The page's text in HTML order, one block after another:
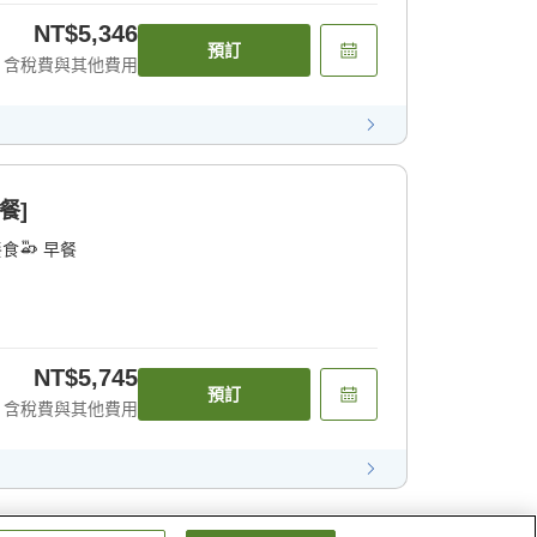
NT$5,346
含稅費與其他費用
預訂
]
早餐
NT$5,745
含稅費與其他費用
預訂